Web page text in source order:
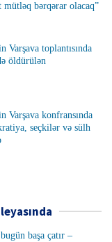
bərqərar olacaq”
toplantısında
öldürülən
konfransında
seçkilər və sülh
başa çatır –